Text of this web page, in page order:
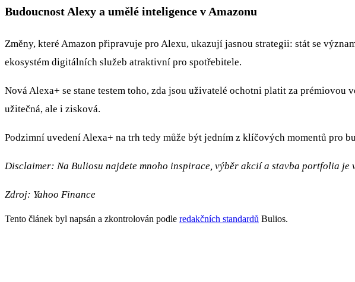
Budoucnost Alexy a umělé inteligence v Amazonu
Změny, které Amazon připravuje pro Alexu, ukazují jasnou strategii: stát se
ekosystém digitálních služeb atraktivní pro spotřebitele.
Nová Alexa+ se stane testem toho, zda jsou uživatelé ochotni platit za
užitečná, ale i zisková.
Podzimní uvedení Alexa+ na trh tedy může být jedním z klíčových momentů pro
Disclaimer: Na Buliosu najdete mnoho inspirace, výběr akcií a stavba portfolia je
Zdroj: Yahoo Finance
Tento článek byl napsán a zkontrolován podle redakčních standardů Bulios.